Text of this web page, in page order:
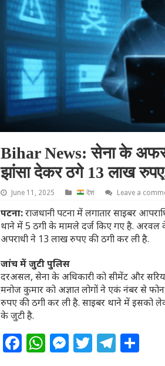
Bihar News: सेना के
झांसा देकर ठगे 13 लाख
June 11, 2025 देश Leave a
पटना:राजधानी पटना में लगातार साइबर
थाने में 5 ठगी के मामले दर्ज किए गए है. अरवल
अपराधी ने 13 लाख रुपए की ठगी कर ली है.
जांच में जुटी पुलिस
दरअसल, सेना के अधिकारी को सीमेंट और
मनोज कुमार को अज्ञात लोगों ने एकं नंबर से
रुपए की ठगी कर ली है. साइबर थाने में इसको
के जुटी है.
F W M T T